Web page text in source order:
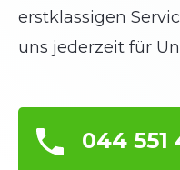
erstklassigen
uns jederzeit für
044 551